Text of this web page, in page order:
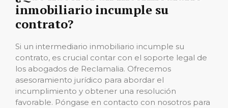
inmobiliario incumple su
contrato?
Si un intermediario inmobiliario incumple su
contrato, es crucial contar con el soporte legal de
los abogados de Reclamalia. Ofrecemos
asesoramiento jurídico para abordar el
incumplimiento y obtener una resolución
favorable. Póngase en contacto con nosotros para